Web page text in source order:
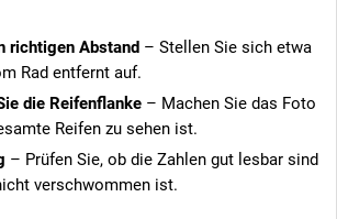
richtigen Abstand– Stellen Sie sich etwa
Rad entfernt auf.
die Reifenflanke– Machen Sie das Foto
Reifen zu sehen ist.
– Prüfen Sie, ob die Zahlen gut lesbar sind
verschwommen ist.